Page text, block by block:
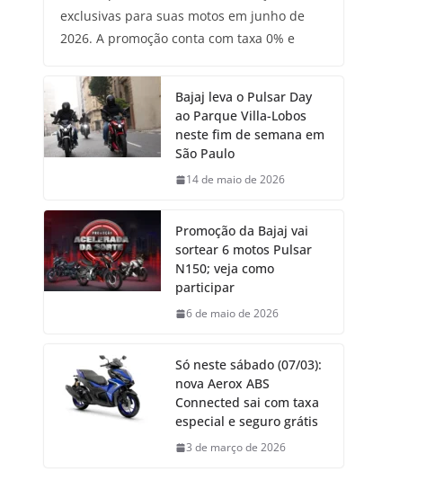
exclusivas para suas motos em junho de
2026. A promoção conta com taxa 0% e
Bajaj leva o Pulsar Day
ao Parque Villa-Lobos
neste fim de semana em
São Paulo
14 de maio de 2026
Promoção da Bajaj vai
sortear 6 motos Pulsar
N150; veja como
participar
6 de maio de 2026
Só neste sábado (07/03):
nova Aerox ABS
Connected sai com taxa
especial e seguro grátis
3 de março de 2026